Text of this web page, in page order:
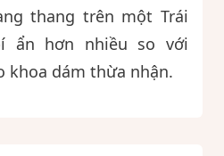
thang trên một Trái
ẩn hơn nhiều so với
khoa dám thừa nhận.